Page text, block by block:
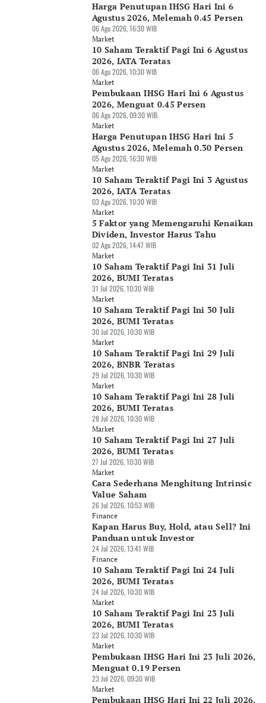
Harga Penutupan IHSG Hari Ini 6
Agustus 2026, Melemah 0.45 Persen
06 Agu 2026, 16:30 WIB
Market
10 Saham Teraktif Pagi Ini 6 Agustus
2026, IATA Teratas
06 Agu 2026, 10:30 WIB
Market
Pembukaan IHSG Hari Ini 6 Agustus
2026, Menguat 0.45 Persen
06 Agu 2026, 09:30 WIB
Market
Harga Penutupan IHSG Hari Ini 5
Agustus 2026, Melemah 0.30 Persen
05 Agu 2026, 16:30 WIB
Market
10 Saham Teraktif Pagi Ini 3 Agustus
2026, IATA Teratas
03 Agu 2026, 10:30 WIB
Market
5 Faktor yang Memengaruhi Kenaikan
Dividen, Investor Harus Tahu
02 Agu 2026, 14:47 WIB
Market
10 Saham Teraktif Pagi Ini 31 Juli
2026, BUMI Teratas
31 Jul 2026, 10:30 WIB
Market
10 Saham Teraktif Pagi Ini 30 Juli
2026, BUMI Teratas
30 Jul 2026, 10:30 WIB
Market
10 Saham Teraktif Pagi Ini 29 Juli
2026, BNBR Teratas
29 Jul 2026, 10:30 WIB
Market
10 Saham Teraktif Pagi Ini 28 Juli
2026, BUMI Teratas
28 Jul 2026, 10:30 WIB
Market
10 Saham Teraktif Pagi Ini 27 Juli
2026, BUMI Teratas
27 Jul 2026, 10:30 WIB
Market
Cara Sederhana Menghitung Intrinsic
Value Saham
26 Jul 2026, 10:53 WIB
Finance
Kapan Harus Buy, Hold, atau Sell? Ini
Panduan untuk Investor
24 Jul 2026, 13:41 WIB
Finance
10 Saham Teraktif Pagi Ini 24 Juli
2026, BUMI Teratas
24 Jul 2026, 10:30 WIB
Market
10 Saham Teraktif Pagi Ini 23 Juli
2026, BUMI Teratas
23 Jul 2026, 10:30 WIB
Market
Pembukaan IHSG Hari Ini 23 Juli 2026,
Menguat 0.19 Persen
23 Jul 2026, 09:30 WIB
Market
Pembukaan IHSG Hari Ini 22 Juli 2026,